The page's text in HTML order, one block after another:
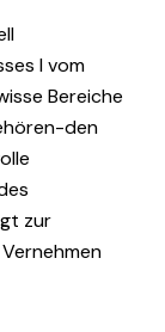
I vom
Bereiche
den
zur